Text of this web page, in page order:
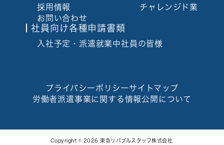
採用情報
お問い合わせ
チャレンジド業
社員向け各種申請書類
入社予定・派遣就業中社員の皆様
プライバシーポリシーサイトマップ
労働者派遣事業に関する情報公開について
Copyright © 2026 東急リバブルスタッフ株式会社.